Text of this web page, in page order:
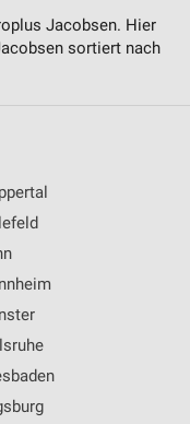
Jacobsen. Hier
sortiert nach
oder